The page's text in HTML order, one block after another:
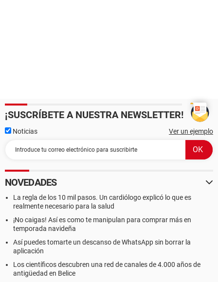
¡SUSCRÍBETE A NUESTRA NEWSLETTER!
Noticias Ver un ejemplo
NOVEDADES
La regla de los 10 mil pasos. Un cardiólogo explicó lo que es
realmente necesario para la salud
¡No caigas! Así es como te manipulan para comprar más en
temporada navideña
Así puedes tomarte un descanso de WhatsApp sin borrar la
aplicación
Los científicos descubren una red de canales de 4.000 años de
antigüedad en Belice